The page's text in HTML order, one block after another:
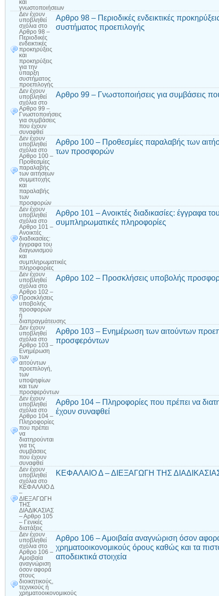
και
γνωστοποιήσεων
Δεν έχουν
υποβληθεί
σχόλια στο
Αρθρο 98 –
Περιοδικές
ενδεικτικές
προκηρύξεις
και
προκηρύξεις
για την
ύπαρξη
συστήματος
προεπιλογής
Αρθρο 98 – Περιοδικές ενδεικτικές
συστήματος προεπιλογής
Δεν έχουν
υποβληθεί
σχόλια στο
Αρθρο 99 –
Γνωστοποιήσεις
για συμβάσεις
που έχουν
συναφθεί
Αρθρο 99 – Γνωστοποιήσεις για συμβάσεις
Δεν έχουν
υποβληθεί
σχόλια στο
Αρθρο 100 –
Προθεσμίες
παραλαβής
των αιτήσεων
συμμετοχής
και
παραλαβής
των
προσφορών
Αρθρο 100 – Προθεσμίες παραλαβής των
των προσφορών
Δεν έχουν
υποβληθεί
σχόλια στο
Αρθρο 101 –
Ανοικτές
διαδικασίες:
έγγραφα του
διαγωνισμού
και
συμπληρωματικές
πληροφορίες
Αρθρο 101 – Ανοικτές διαδικασίες: έγγραφα
συμπληρωματικές πληροφορίες
Δεν έχουν
υποβληθεί
σχόλια στο
Αρθρο 102 –
Προσκλήσεις
υποβολής
προσφορών
ή
διαπραγμάτευσης
Αρθρο 102 – Προσκλήσεις υποβολής
Δεν έχουν
υποβληθεί
σχόλια στο
Αρθρο 103 –
Ενημέρωση
των
αιτούντων
προεπιλογή,
των
υποψηφίων
και των
προσφερόντων
Αρθρο 103 – Ενημέρωση των αιτούντων
προσφερόντων
Δεν έχουν
υποβληθεί
σχόλια στο
Αρθρο 104 –
Πληροφορίες
που πρέπει
να
διατηρούνται
για τις
συμβάσεις
που έχουν
συναφθεί
Αρθρο 104 – Πληροφορίες που πρέπει να
έχουν συναφθεί
Δεν έχουν
υποβληθεί
σχόλια στο
ΚΕΦΑΛΑΙΟ Δ
–
ΔΙΕΞΑΓΩΓΗ
ΤΗΣ
ΔΙΑΔΙΚΑΣΙΑΣ
– Αρθρο 105
– Γενικές
διατάξεις
ΚΕΦΑΛΑΙΟ Δ – ΔΙΕΞΑΓΩΓΗ ΤΗΣ ΔΙΑΔΙΚΑΣΙΑΣ
Δεν έχουν
υποβληθεί
σχόλια στο
Αρθρο 106 –
Αμοιβαία
αναγνώριση
όσον αφορά
στους
διοικητικούς,
τεχνικούς ή
χρηματοοικονομικούς
Αρθρο 106 – Αμοιβαία αναγνώριση όσον αφορά
χρηματοοικονομικούς όρους καθώς και τα
αποδεικτικά στοιχεία